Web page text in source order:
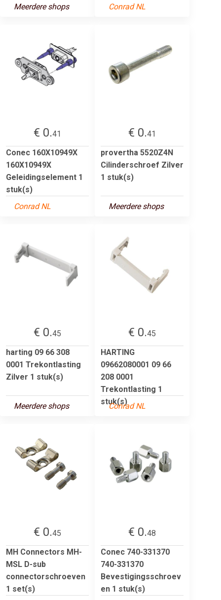
Meerdere shops
Conrad NL
€ 0.41
Conec 160X10949X
160X10949X
Geleidingselement 1
stuk(s)
Conrad NL
€ 0.41
provertha 5520Z4N
Cilinderschroef Zilver
1 stuk(s)
Meerdere shops
€ 0.45
harting 09 66 308
0001 Trekontlasting
Zilver 1 stuk(s)
Meerdere shops
€ 0.45
HARTING
09662080001 09 66
208 0001
Trekontlasting 1
stuk(s)
Conrad NL
€ 0.45
MH Connectors MH-
MSL D-sub
connectorschroeven
1 set(s)
€ 0.48
Conec 740-331370
740-331370
Bevestigingsschroev
en 1 stuk(s)